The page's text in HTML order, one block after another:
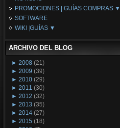
Periféricos
Refrigeración
Tarjetas Gráficas
Espacio Synology
Redes
PROMOCIONES | GUÍAS COMPRAS ▼
Configuraciones Ordenadores
Guías de Compras
SOFTWARE
WIKI |GUÍAS ▼
Wikipedia
ARCHIVO DEL BLOG
► 2008 (21)
► 2009 (39)
► 2010 (29)
► 2011 (30)
► 2012 (32)
► 2013 (35)
► 2014 (27)
► 2015 (18)